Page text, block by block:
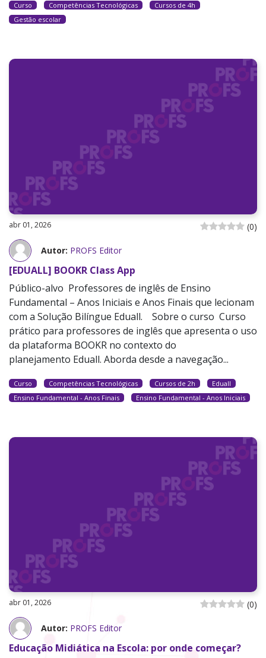
Curso Competências Tecnológicas
Cursos de 4h
Gestão escolar
abr 01, 2026 (0)
Autor: PROFS Editor
[EDUALL] BOOKR Class App
Público-alvo Professores de inglês de Ensino
Fundamental – Anos Iniciais e Anos Finais que lecionam
com a Solução Bilíngue Eduall. Sobre o curso Curso
prático para professores de inglês que apresenta o uso
da plataforma BOOKR no contexto do
planejamento Eduall. Aborda desde a navegação...
Curso Competências Tecnológicas Cursos de 2h
Eduall
Ensino Fundamental - Anos Finais
Ensino Fundamental - Anos Iniciais
abr 01, 2026 (0)
Autor: PROFS Editor
Educação Midiática na Escola: por onde começar?